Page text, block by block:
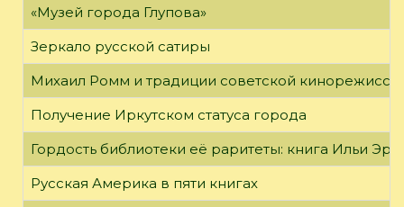
«Музей города Глупова»
Зеркало русской сатиры
Михаил Ромм и традиции советской
Получение Иркутском статуса города
Гордость библиотеки её раритеты: книга Ильи
Русская Америка в пяти книгах